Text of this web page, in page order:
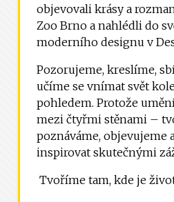
objevovali krásy a
Zoo Brno a nahlédli do
moderního designu v
Pozorujeme, kreslíme,
učíme se vnímat svět
pohledem. Protože
mezi čtyřmi stěnami –
poznáváme, objevujeme
inspirovat skutečnými
Tvoříme tam, kde je